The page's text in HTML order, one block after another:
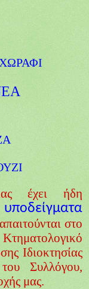
έχει ήδη
στο
Ιδιοκτησίας
Συλλόγου,
μας.